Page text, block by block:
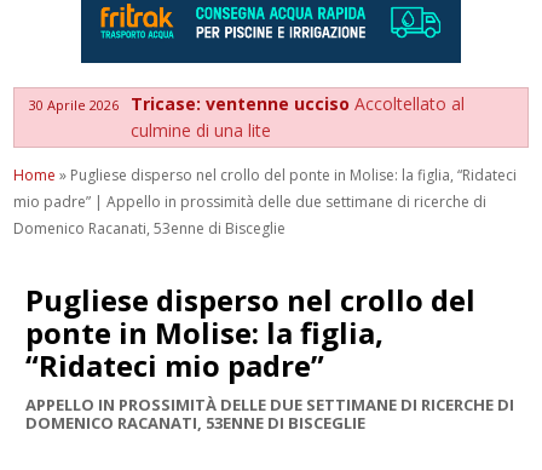
30 Aprile 2026 Tricase: ventenne uccisoAccoltellato al
culmine di una lite
Home » Pugliese disperso nel crollo del ponte in Molise: la figlia, “Ridateci
mio padre” | Appello in prossimità delle due settimane di ricerche di
Domenico Racanati, 53enne di Bisceglie
Pugliese disperso nel crollo del
ponte in Molise: la figlia,
“Ridateci mio padre”
APPELLO IN PROSSIMITÀ DELLE DUE SETTIMANE DI RICERCHE DI
DOMENICO RACANATI, 53ENNE DI BISCEGLIE